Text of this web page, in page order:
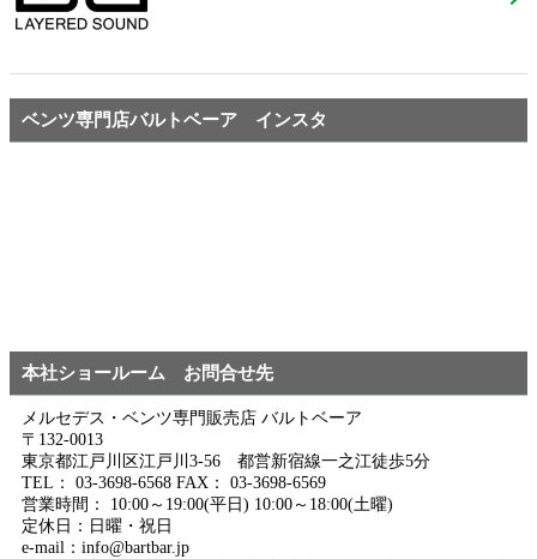
ベンツ専門店バルトベーア インスタ
本社ショールーム お問合せ先
メルセデス・ベンツ専門販売店 バルトベーア
〒132-0013
東京都江戸川区江戸川3-56 都営新宿線一之江徒歩5分
TEL： 03-3698-6568 FAX： 03-3698-6569
営業時間： 10:00～19:00(平日) 10:00～18:00(土曜)
定休日：日曜・祝日
e-mail：info@bartbar.jp